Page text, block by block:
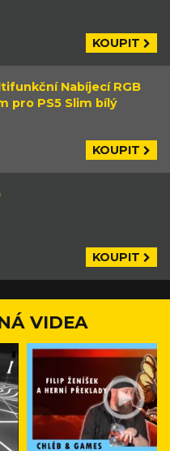
KOUPIT
Nabíjecí RGB
pro PS5 Slim bílý
KOUPIT
KOUPIT
VIDEA